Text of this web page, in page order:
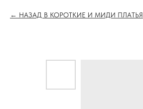
НАЗАД В КОРОТКИЕ И МИДИ ПЛАТЬЯ